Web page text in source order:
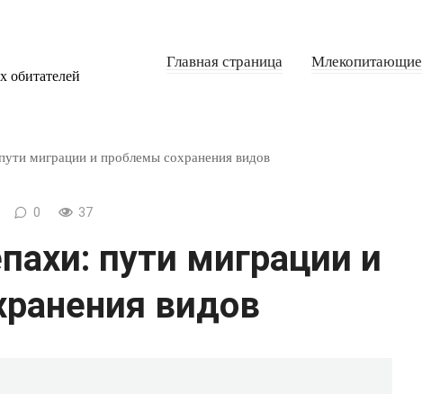
обитателей
Главная страница Млекопитающие
миграции и проблемы сохранения видов
0 37
пути миграции и
видов